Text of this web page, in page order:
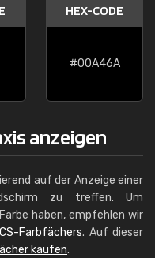
HEX-CODE
#00A46A
anzeigen
auf der Anzeige einer
zu treffen. Um
haben, empfehlen wir
Farbfächers. Auf dieser
kaufen.